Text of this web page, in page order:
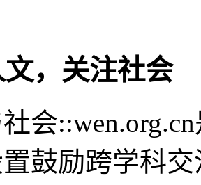
，关注社会
会
鼓励跨学科